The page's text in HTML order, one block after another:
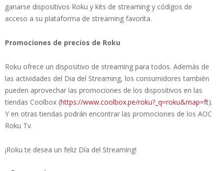
ganarse dispositivos Roku y kits de streaming y códigos de
acceso a su plataforma de streaming favorita.
Promociones de precios de Roku
Roku ofrece un dispositivo de streaming para todos. Además de
las actividades del Dia del Streaming, los consumidores también
pueden aprovechar las promociones de los dispositivos en las
tiendas Coolbox (https://www.coolbox.pe/roku?_q=roku&map=ft).
Y en otras tiendas podrán encontrar las promociones de los AOC
Roku Tv.
¡Roku te desea un feliz Día del Streaming!